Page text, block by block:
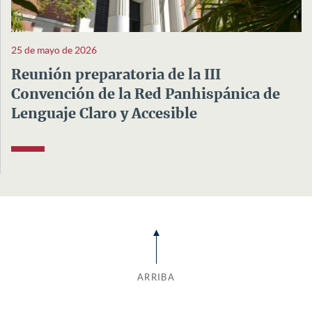
25 de mayo de 2026
Reunión preparatoria de la III
Convención de la Red Panhispánica de
Lenguaje Claro y Accesible
ARRIBA